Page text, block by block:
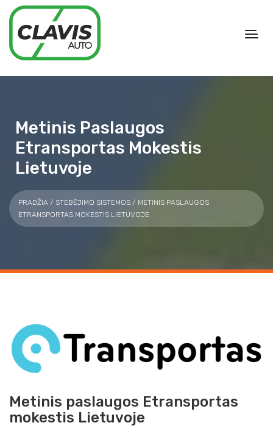
Metinis Paslaugos
Etransportas Mokestis
Lietuvoje
PRADŽIA / STEBĖJIMO SISTEMOS / METINIS PASLAUGOS
ETRANSPORTAS MOKESTIS LIETUVOJE
Metinis paslaugos Etransportas
mokestis Lietuvoje